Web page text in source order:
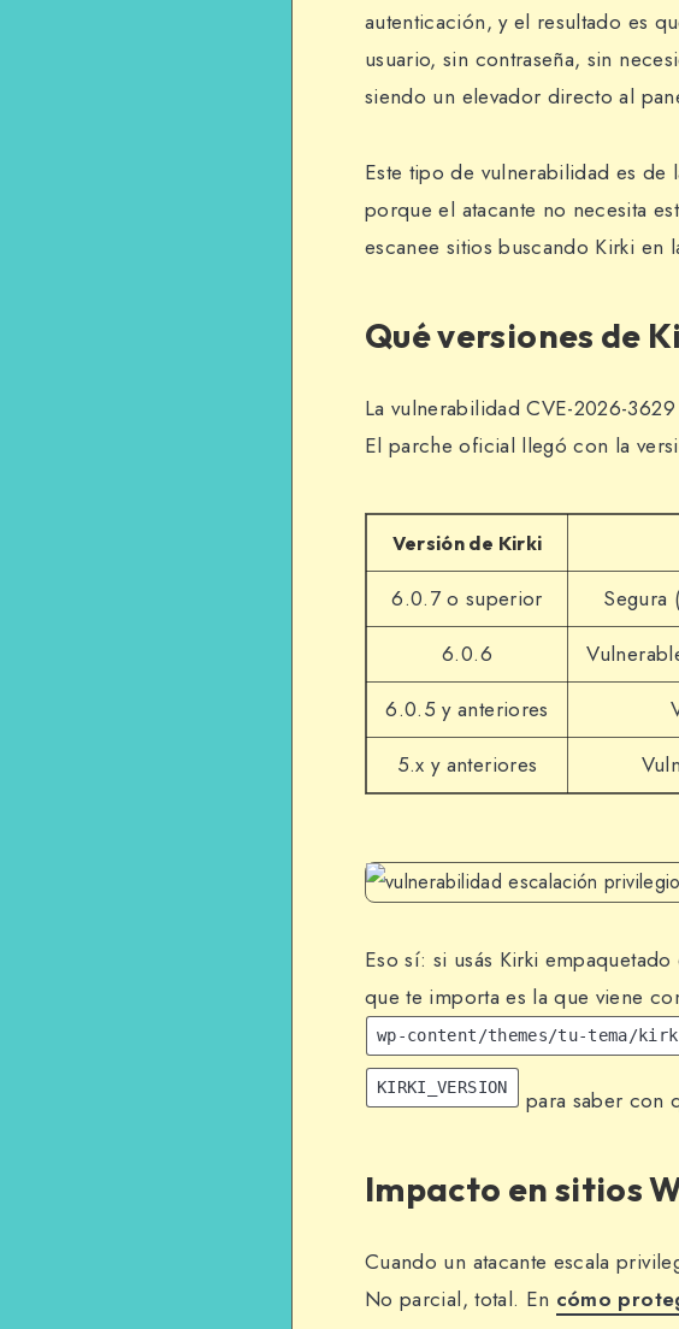
autenticación, y el resultado es
usuario, sin contraseña, sin
siendo un elevador directo al
Este tipo de vulnerabilidad es de
porque el atacante no necesita
escanee sitios buscando Kirki en
Qué versiones de
La vulnerabilidad CVE-2026-
El parche oficial llegó con la
Versión de Kirki
6.0.7 o superior Segura
6.0.6
6.0.5 y anteriores
5.x y anteriores
Eso sí: si usás Kirki
que te importa es la que viene
wp-content/themes/tu-tema/
KIRKI_VERSION para saber con
Impacto en sitios
Cuando un atacante escala
No parcial, total. En cómo